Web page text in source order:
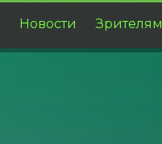
Новости Зрителям